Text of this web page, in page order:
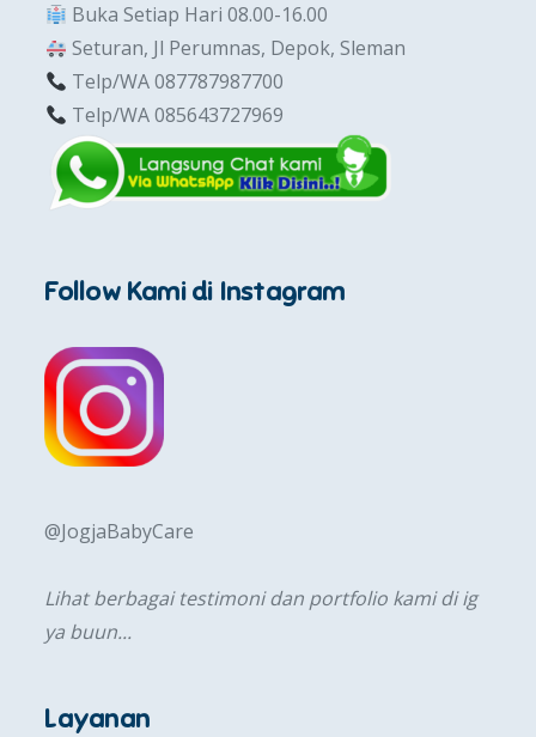
Buka Setiap Hari 08.00-16.00
Seturan, Jl Perumnas, Depok, Sleman
Telp/WA 087787987700
Telp/WA 085643727969
Follow Kami di Instagram
@JogjaBabyCare
Lihat berbagai testimoni dan portfolio kami di ig
ya buun...
Layanan